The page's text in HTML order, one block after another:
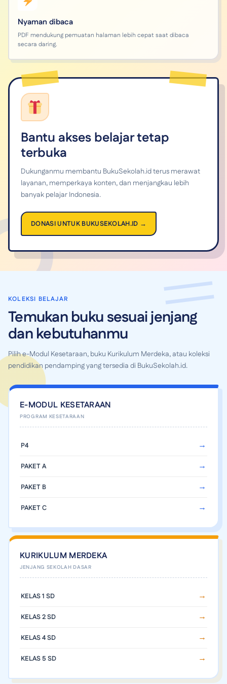
Nyaman dibaca
PDF mendukung pemuatan halaman lebih cepat saat dibaca
secara daring.
Bantu akses belajar tetap
terbuka
Dukunganmu membantu BukuSekolah.id terus merawat
layanan, memperkaya konten, dan menjangkau lebih
banyak pelajar Indonesia.
DONASI UNTUK BUKUSEKOLAH.ID →
KOLEKSI BELAJAR
Temukan buku sesuai jenjang
dan kebutuhanmu
Pilih e-Modul Kesetaraan, buku Kurikulum Merdeka, atau koleksi
pendidikan pendamping yang tersedia di BukuSekolah.id.
E-MODUL KESETARAAN
P4
PAKET A
PAKET B
PAKET C
KURIKULUM MERDEKA
KELAS 1 SD
KELAS 2 SD
KELAS 4 SD
KELAS 5 SD